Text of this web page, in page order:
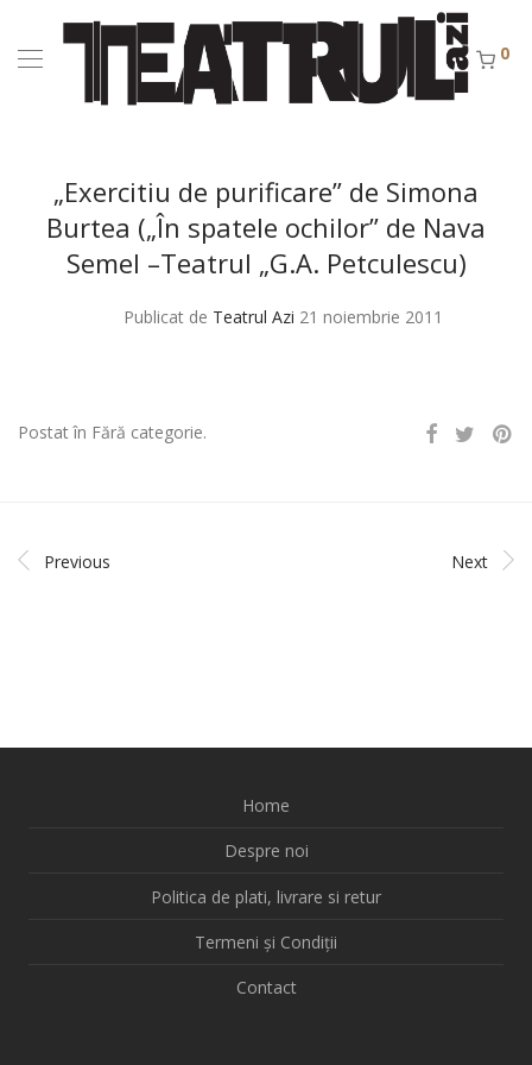
0
„Exercitiu de purificare” de Simona
Burtea („În spatele ochilor” de Nava
Semel –Teatrul „G.A. Petculescu)
Publicat de Teatrul Azi 21 noiembrie 2011
Postat în Fără categorie.
Previous Next
Home
Despre noi
Politica de plati, livrare si retur
Termeni și Condiții
Contact